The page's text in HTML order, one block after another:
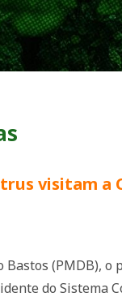
visitam a
(PMDB),
do Sistema